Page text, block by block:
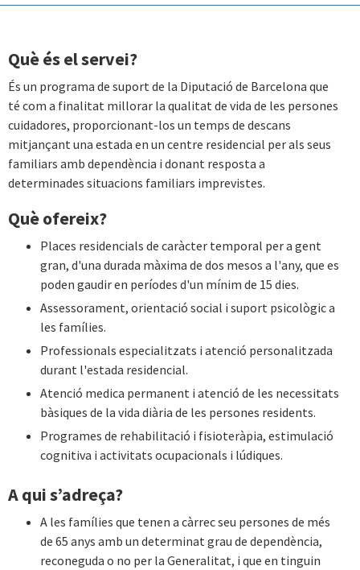
Què és el servei?
És un programa de suport de la Diputació de Barcelona que
té com a finalitat millorar la qualitat de vida de les persones
cuidadores, proporcionant-los un temps de descans
mitjançant una estada en un centre residencial per als seus
familiars amb dependència i donant resposta a
determinades situacions familiars imprevistes.
Què ofereix?
Places residencials de caràcter temporal per a gent
gran, d'una durada màxima de dos mesos a l'any, que es
poden gaudir en períodes d'un mínim de 15 dies.
Assessorament, orientació social i suport psicològic a
les famílies.
Professionals especialitzats i atenció personalitzada
durant l'estada residencial.
Atenció medica permanent i atenció de les necessitats
bàsiques de la vida diària de les persones residents.
Programes de rehabilitació i fisioteràpia, estimulació
cognitiva i activitats ocupacionals i lúdiques.
A qui s’adreça?
A les famílies que tenen a càrrec seu persones de més
de 65 anys amb un determinat grau de dependència,
reconeguda o no per la Generalitat, i que en tinguin